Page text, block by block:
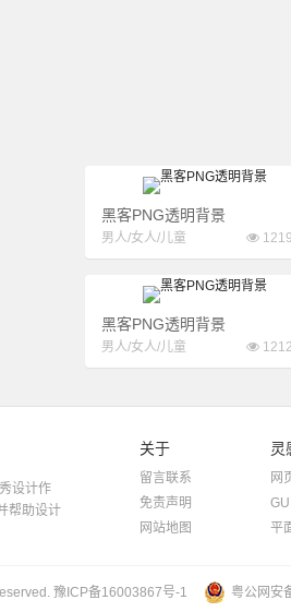
黑客PNG透明背景
男人/女人/儿童
黑客PNG透明背景
男人/女人/儿童
设计作
帮助设计
关于
留言联系
免责声明
网站地图
灵
网
平
豫ICP备16003867号-1 粤公网安